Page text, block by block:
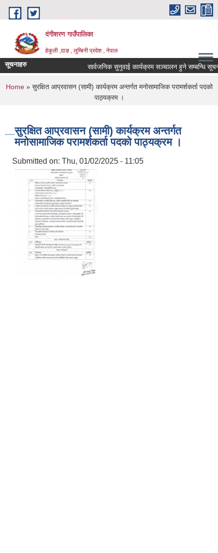
Skip to main content
दंगीशरण गाउँपालिका
हेकुली ,दाङ , लुम्बिनी प्रदेश , नेपाल
सूचनाहरु सार्वजनिक सुनुवाई कार्यक्रम सञ्चालन हुने सम्बन्धि
You are here
Home» सुरक्षित आप्रवासन (सामी) कार्यक्रम अन्तर्गत मनोसामाजिक परामर्शकर्ता पदको
पाठ्यक्रम ।
सुरक्षित आप्रवासन (सामी) कार्यक्रम अन्तर्गत
मनोसामाजिक परामर्शकर्ता पदको पाठ्यक्रम ।
Submitted on: Thu, 01/02/2025 - 11:05